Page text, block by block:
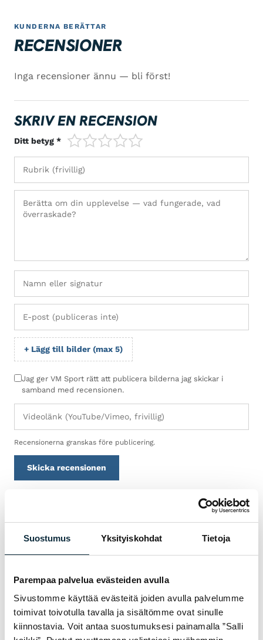
Suostumus Yksityiskohdat Tietoja
Parempaa palvelua evästeiden avulla
Sivustomme käyttää evästeitä joiden avulla palvelumme
toimivat toivotulla tavalla ja sisältömme ovat sinulle
kiinnostavia. Voit antaa suostumuksesi painamalla ”Salli
KUNDERNA BERÄTTAR
RECENSIONER
Inga recensioner ännu — bli först!
SKRIV EN RECENSION
Ditt betyg * 1/5 2/53/54/5
+ Lägg till bilder (max 5)
Jag ger VM Sport rätt att publicera bilderna jag skickar i
samband med recensionen.
Recensionerna granskas före publicering.
Skicka recensionen
VARFÖR SRAM FRÅN VM
SPORT?
Vi är auktoriserad återförsäljare och servar
cyklarna vi säljer i vår egen verkstad i
Jakobstad. Hos oss får du sakkunnig hjälp
med val, inpassning och service — både före